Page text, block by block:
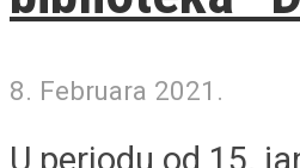
8. Februara 2021.